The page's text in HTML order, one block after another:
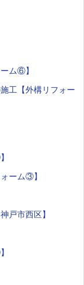
ム⑥】
工【外構リフォー
ーム③】
戸市西区】